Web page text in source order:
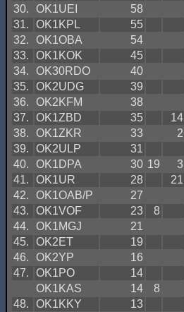
30.
OK1UEI
58
31.
OK1KPL 55
32.
OK1OBA 54
33.
OK1KOK 45
34.
OK30RDO 40
35.
OK2UDG 39
36.
OK2KFM
38
37.
OK1ZBD 35
14
38.
OK1ZKR 33 2
39.
OK2ULP
31
40.
OK1DPA 30 19 3
41.
OK1UR 28 21
42.
OK1OAB/P
27
43.
OK1VOF 23
8
44.
OK1MGJ 21
45.
OK2ET 19
46.
OK2YP 16
47.
OK1PO 14
OK1KAS
14
8
48.
OK1KKY 13